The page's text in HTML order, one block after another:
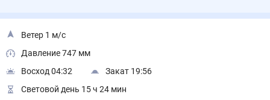
Ветер 1 м/с
Давление 747 мм
Восход 04:32
Закат 19:56
Световой день 15 ч 24 мин